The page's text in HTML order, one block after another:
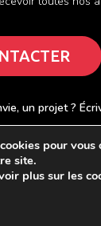
un projet ?
pour
site.
plus sur les
cookies GDPR